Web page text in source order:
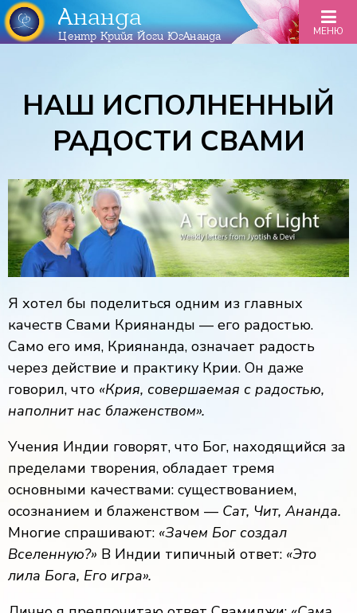
Ананда
Центр Крийя Йоги ЮгАнанда МЕНЮ
НАШ ИСПОЛНЕННЫЙ
РАДОСТИ СВАМИ
Я хотел бы поделиться одним из главных
качеств Свами Криянанды — его радостью.
Само его имя, Криянанда, означает радость
через действие и практику Крии. Он даже
говорил, что «Крия, совершаемая с радостью,
наполнит нас блаженством».
Учения Индии говорят, что Бог, находящийся за
пределами творения, обладает тремя
основными качествами: существованием,
осознанием и блаженством — Сат, Чит, Ананда.
Многие спрашивают: «Зачем Бог создал
Вселенную?» В Индии типичный ответ: «Это
лила Бога, Его игра».